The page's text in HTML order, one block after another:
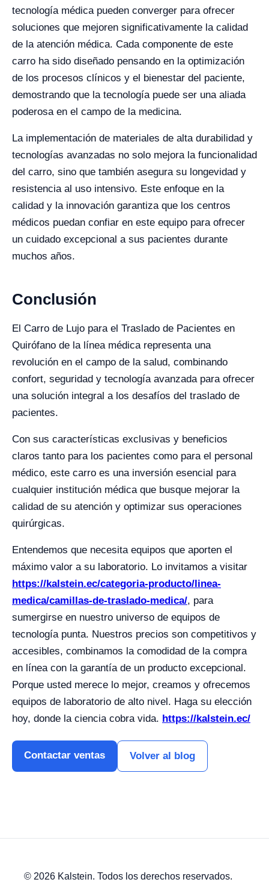
tecnología médica pueden converger para ofrecer
soluciones que mejoren significativamente la calidad
de la atención médica. Cada componente de este
carro ha sido diseñado pensando en la optimización
de los procesos clínicos y el bienestar del paciente,
demostrando que la tecnología puede ser una aliada
poderosa en el campo de la medicina.
La implementación de materiales de alta durabilidad y
tecnologías avanzadas no solo mejora la funcionalidad
del carro, sino que también asegura su longevidad y
resistencia al uso intensivo. Este enfoque en la
calidad y la innovación garantiza que los centros
médicos puedan confiar en este equipo para ofrecer
un cuidado excepcional a sus pacientes durante
muchos años.
Conclusión
El Carro de Lujo para el Traslado de Pacientes en
Quirófano de la línea médica representa una
revolución en el campo de la salud, combinando
confort, seguridad y tecnología avanzada para ofrecer
una solución integral a los desafíos del traslado de
pacientes.
Con sus características exclusivas y beneficios
claros tanto para los pacientes como para el personal
médico, este carro es una inversión esencial para
cualquier institución médica que busque mejorar la
calidad de su atención y optimizar sus operaciones
quirúrgicas.
Entendemos que necesita equipos que aporten el
máximo valor a su laboratorio. Lo invitamos a visitar
https://kalstein.ec/categoria-producto/linea-
medica/camillas-de-traslado-medica/, para
sumergirse en nuestro universo de equipos de
tecnología punta. Nuestros precios son competitivos y
accesibles, combinamos la comodidad de la compra
en línea con la garantía de un producto excepcional.
Porque usted merece lo mejor, creamos y ofrecemos
equipos de laboratorio de alto nivel. Haga su elección
hoy, donde la ciencia cobra vida. https://kalstein.ec/
Contactar ventas Volver al blog
© 2026 Kalstein. Todos los derechos reservados.